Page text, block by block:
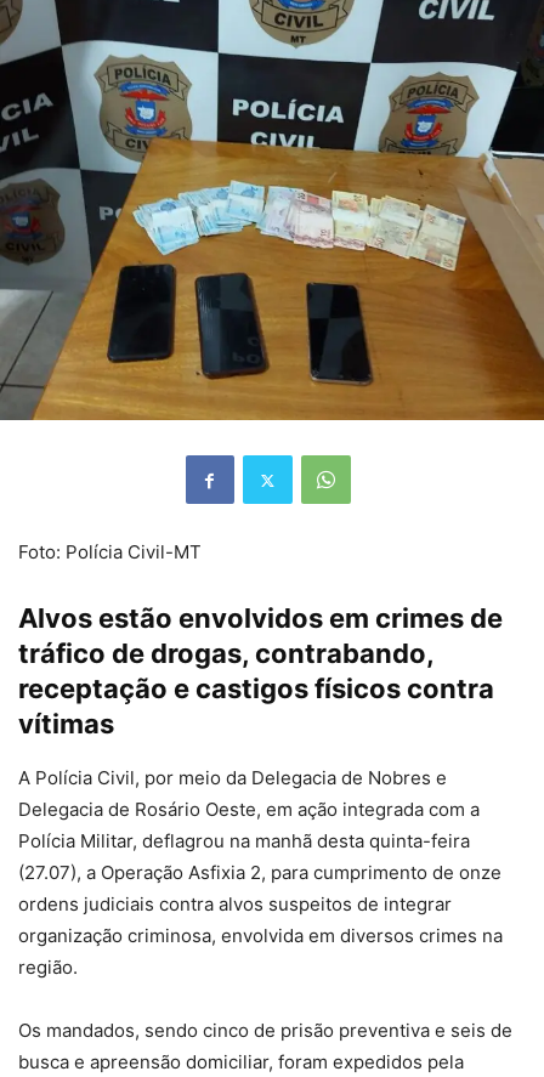
Foto: Polícia Civil-MT
Alvos estão envolvidos em crimes de
tráfico de drogas, contrabando,
receptação e castigos físicos contra
vítimas
A Polícia Civil, por meio da Delegacia de Nobres e
Delegacia de Rosário Oeste, em ação integrada com a
Polícia Militar, deflagrou na manhã desta quinta-feira
(27.07), a Operação Asfixia 2, para cumprimento de onze
ordens judiciais contra alvos suspeitos de integrar
organização criminosa, envolvida em diversos crimes na
região.
Os mandados, sendo cinco de prisão preventiva e seis de
busca e apreensão domiciliar, foram expedidos pela